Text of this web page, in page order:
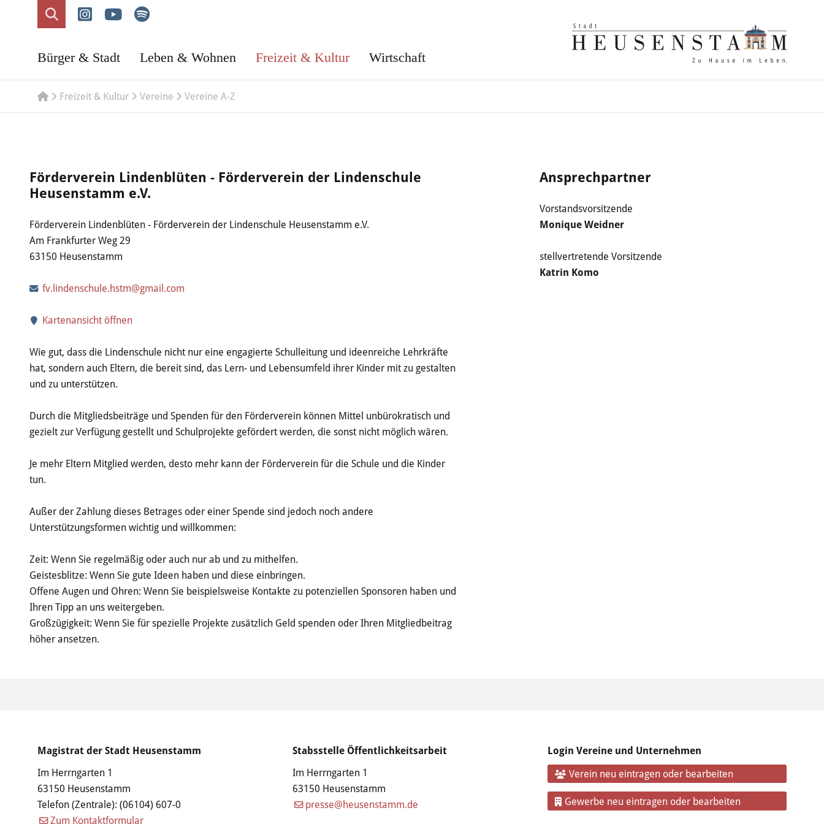
Bürger & Stadt Leben & Wohnen Freizeit & Kultur Wirtschaft
Freizeit & Kultur Vereine Vereine A-Z
Förderverein Lindenblüten - Förderverein der Lindenschule
Heusenstamm e.V.
Förderverein Lindenblüten - Förderverein der Lindenschule Heusenstamm e.V.
Am Frankfurter Weg 29
63150 Heusenstamm
fv.lindenschule.hstm@gmail.com
Kartenansicht öffnen
Wie gut, dass die Lindenschule nicht nur eine engagierte Schulleitung und ideenreiche Lehrkräfte
hat, sondern auch Eltern, die bereit sind, das Lern- und Lebensumfeld ihrer Kinder mit zu gestalten
und zu unterstützen.
Durch die Mitgliedsbeiträge und Spenden für den Förderverein können Mittel unbürokratisch und
gezielt zur Verfügung gestellt und Schulprojekte gefördert werden, die sonst nicht möglich wären.
Je mehr Eltern Mitglied werden, desto mehr kann der Förderverein für die Schule und die Kinder
tun.
Außer der Zahlung dieses Betrages oder einer Spende sind jedoch noch andere
Unterstützungsformen wichtig und willkommen:
Zeit: Wenn Sie regelmäßig oder auch nur ab und zu mithelfen.
Geistesblitze: Wenn Sie gute Ideen haben und diese einbringen.
Offene Augen und Ohren: Wenn Sie beispielsweise Kontakte zu potenziellen Sponsoren haben und
Ihren Tipp an uns weitergeben.
Großzügigkeit: Wenn Sie für spezielle Projekte zusätzlich Geld spenden oder Ihren Mitgliedbeitrag
höher ansetzen.
Ansprechpartner
Vorstandsvorsitzende
Monique Weidner
stellvertretende Vorsitzende
Katrin Komo
Magistrat der Stadt Heusenstamm
Im Herrngarten 1
63150 Heusenstamm
Telefon (Zentrale): (06104) 607-0
Zum Kontaktformular
Stabsstelle Öffentlichkeitsarbeit
Im Herrngarten 1
63150 Heusenstamm
presse@heusenstamm.de
Login Vereine und Unternehmen
Verein neu eintragen oder bearbeiten
Gewerbe neu eintragen oder bearbeiten